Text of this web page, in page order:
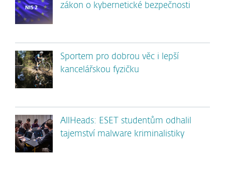
zákon o kybernetické bezpečnosti
Sportem pro dobrou věc i lepší
kancelářskou fyzičku
AllHeads: ESET studentům odhalil
tajemství malware kriminalistiky